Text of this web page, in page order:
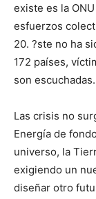
existe es la
esfuerzos
20. ?ste no ha
172 países,
son escuchadas.
Las crisis no
Energía de
universo, la
exigiendo un
diseñar otro